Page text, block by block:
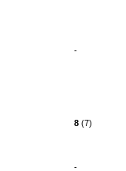
-
8 (7)
-